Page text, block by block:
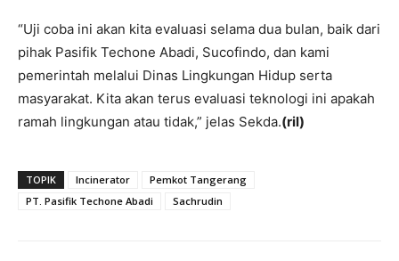
“Uji coba ini akan kita evaluasi selama dua bulan, baik dari
pihak Pasifik Techone Abadi, Sucofindo, dan kami
pemerintah melalui Dinas Lingkungan Hidup serta
masyarakat. Kita akan terus evaluasi teknologi ini apakah
ramah lingkungan atau tidak,” jelas Sekda.(ril)
TOPIK Incinerator
Pemkot Tangerang
PT. Pasifik Techone Abadi
Sachrudin